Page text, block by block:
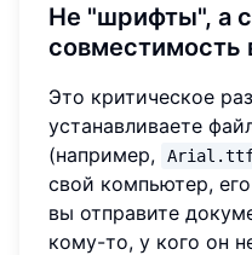
Не "шрифты", а
совместимость
Это критическое
устанавливаете
(например,
свой компьютер,
вы отправите
кому-то, у кого он